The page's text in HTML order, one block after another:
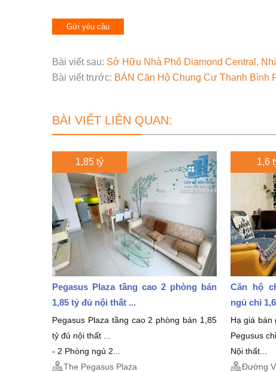
Bài viết sau: Sở Hữu Nhà Phố Diamond Central,
Bài viết trước: BÁN Căn Hộ Chung Cư Thanh Bình
BÀI VIẾT LIÊN QUAN:
1,85 tỷ
Pegasus Plaza tầng cao 2 phòng bán
1,85 tỷ đủ nội thất ...
Pegasus Plaza tầng cao 2 phòng bán 1,85
tỷ đủ nội thất ...
- 2 Phòng ngủ 2...
The Pegasus Plaza
1,6
Căn hộ
ngủ chỉ
Hạ giá bán
Pegusus
Nội thất...
Đường